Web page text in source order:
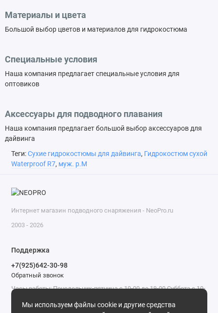
Материалы и цвета
Большой выбор цветов и материалов для гидрокостюма
Специальные условия
Наша компания предлагает специальные условия для
оптовиков
Аксессуары для подводного плавания
Наша компания предлагает большой выбор аксессуаров для
дайвинга
Теги:Сухие гидрокостюмы для дайвинга, Гидрокостюм сухой
Waterproof R7, муж. р.M
Мы используем файлы cookie и другие средства
Интернет магазин подводного снаряжения - NeoPro.ru
2003 - 2026
Поддержка
+7(925)642-30-98
Обратный звонок
Часы работы: Понедельник-пятница с 10-00 до 19-00 Суббота с 10-